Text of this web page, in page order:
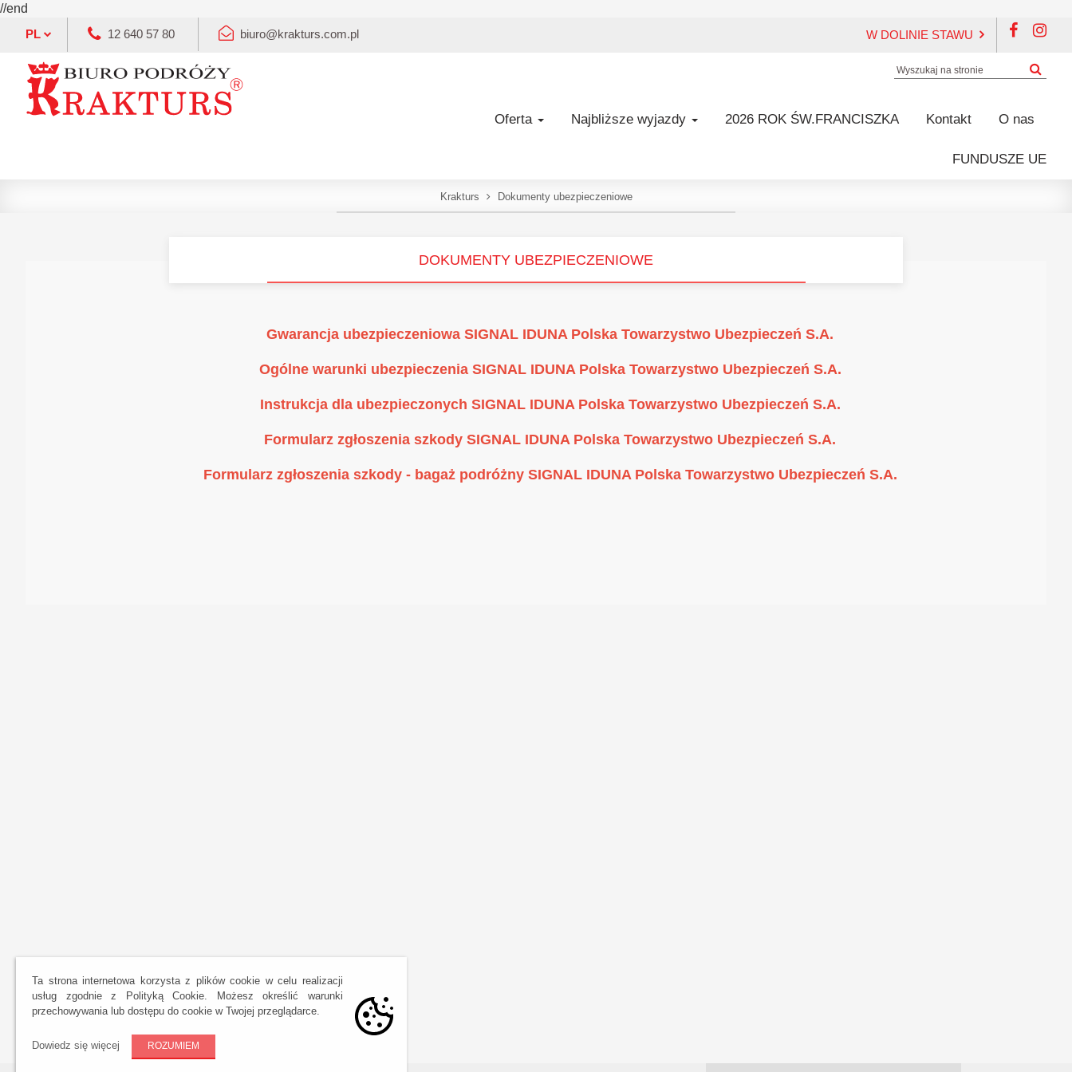
//end
PL
12 640 57 80 biuro@krakturs.com.pl W DOLINIE STAWU
Oferta Najbliższe wyjazdy 2026 ROK ŚW.FRANCISZKA Kontakt O nas
FUNDUSZE UE
Krakturs Dokumenty ubezpieczeniowe
DOKUMENTY UBEZPIECZENIOWE
Gwarancja ubezpieczeniowa SIGNAL IDUNA Polska Towarzystwo Ubezpieczeń S.A.
Ogólne warunki ubezpieczenia SIGNAL IDUNA Polska Towarzystwo Ubezpieczeń S.A.
Instrukcja dla ubezpieczonych SIGNAL IDUNA Polska Towarzystwo Ubezpieczeń S.A.
Formularz zgłoszenia szkody SIGNAL IDUNA Polska Towarzystwo Ubezpieczeń S.A.
Formularz zgłoszenia szkody - bagaż podróżny SIGNAL IDUNA Polska Towarzystwo Ubezpieczeń S.A.
Ta strona internetowa korzysta z plików cookie w celu realizacji
usług zgodnie z Polityką Cookie. Możesz określić warunki
przechowywania lub dostępu do cookie w Twojej przeglądarce.
Dowiedz się więcej ROZUMIEM